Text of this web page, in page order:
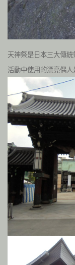
天神祭是日本三大傳
活動中使用的漂亮偶